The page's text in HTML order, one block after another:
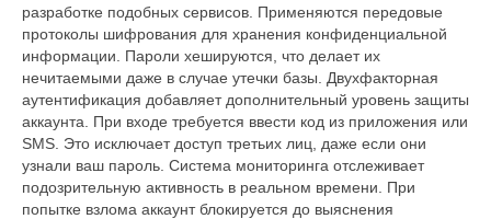
разработке подобных сервисов. Применяются передовые
протоколы шифрования для хранения конфиденциальной
информации. Пароли хешируются, что делает их
нечитаемыми даже в случае утечки базы. Двухфакторная
аутентификация добавляет дополнительный уровень защиты
аккаунта. При входе требуется ввести код из приложения или
SMS. Это исключает доступ третьих лиц, даже если они
узнали ваш пароль. Система мониторинга отслеживает
подозрительную активность в реальном времени. При
попытке взлома аккаунт блокируется до выяснения